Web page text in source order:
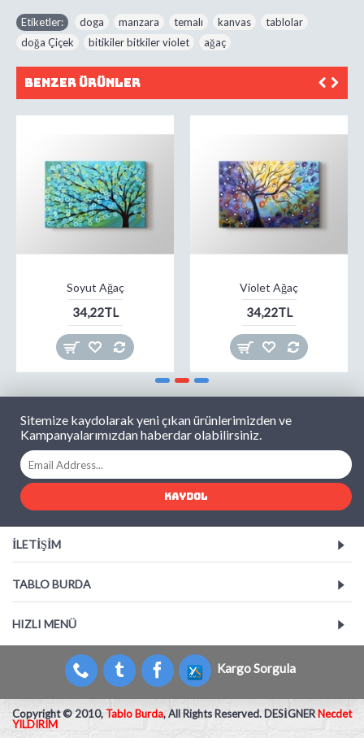
Etiketler: doga manzara temalı kanvas tablolar
doğa Çiçek
bitikiler bitkiler violet ağaç
Benzer Ürünler
Soyut Ağaç
34,22TL
Violet Ağaç
34,22TL
Sitemize kaydolarak yeni çıkan ürünlerimizden ve
Kampanyalarımızdan haberdar olabilirsiniz.
KAYDOL
İLETIŞIM
TABLO BURDA
HIZLI MENÜ
Kargo Sorgula
Copyright © 2010, Tablo Burda, All Rights Reserved. DESİGNERNecdet
YILDIRIM